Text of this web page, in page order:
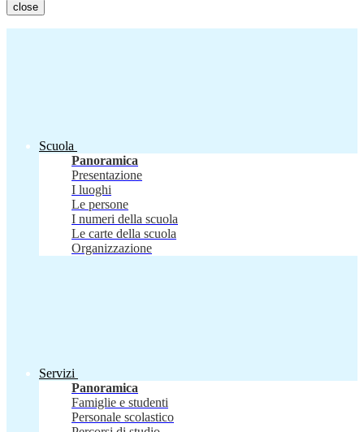
close
Scuola
Panoramica
Presentazione
I luoghi
Le persone
I numeri della scuola
Le carte della scuola
Organizzazione
Servizi
Panoramica
Famiglie e studenti
Personale scolastico